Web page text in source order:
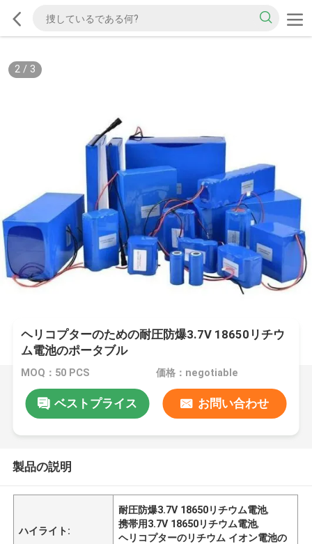
2/ 3
ヘリコプターのための耐圧防爆3.7V 18650リチウ
ム電池のポータブル
MOQ：50 PCS 価格：negotiable
ベストプライス お問い合わせ
製品の説明
ハイライト:
耐圧防爆3.7V 18650リチウム電池,
携帯用3.7V 18650リチウム電池,
ヘリコプターのリチウム イオン電池の